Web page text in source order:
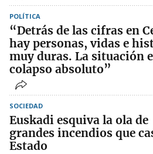
POLÍTICA
“Detrás de las cifras en
hay personas, vidas e
muy duras. La situación
colapso absoluto”
SOCIEDAD
Euskadi esquiva la ola de
grandes incendios que
Estado